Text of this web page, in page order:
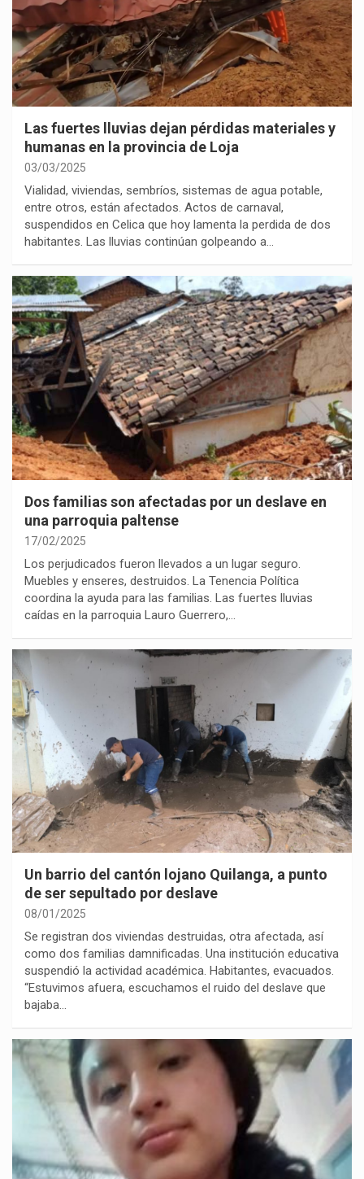
Las fuertes lluvias dejan pérdidas materiales y
humanas en la provincia de Loja
03/03/2025
Vialidad, viviendas, sembríos, sistemas de agua potable,
entre otros, están afectados. Actos de carnaval,
suspendidos en Celica que hoy lamenta la perdida de dos
habitantes. Las lluvias continúan golpeando a…
Dos familias son afectadas por un deslave en
una parroquia paltense
17/02/2025
Los perjudicados fueron llevados a un lugar seguro.
Muebles y enseres, destruidos. La Tenencia Política
coordina la ayuda para las familias. Las fuertes lluvias
caídas en la parroquia Lauro Guerrero,…
Un barrio del cantón lojano Quilanga, a punto
de ser sepultado por deslave
08/01/2025
Se registran dos viviendas destruidas, otra afectada, así
como dos familias damnificadas. Una institución educativa
suspendió la actividad académica. Habitantes, evacuados.
“Estuvimos afuera, escuchamos el ruido del deslave que
bajaba…